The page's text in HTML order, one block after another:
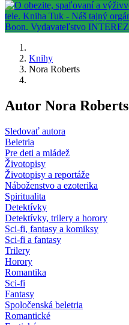
Knihy
Nora Roberts
Autor Nora Roberts
Sledovať autora
Beletria
Pre deti a mládež
Životopisy
Životopisy a reportáže
Náboženstvo a ezoterika
Spiritualita
Detektívky
Detektívky, trilery a horory
Sci-fi, fantasy a komiksy
Sci-fi a fantasy
Trilery
Horory
Romantika
Sci-fi
Fantasy
Spoločenská beletria
Romantické